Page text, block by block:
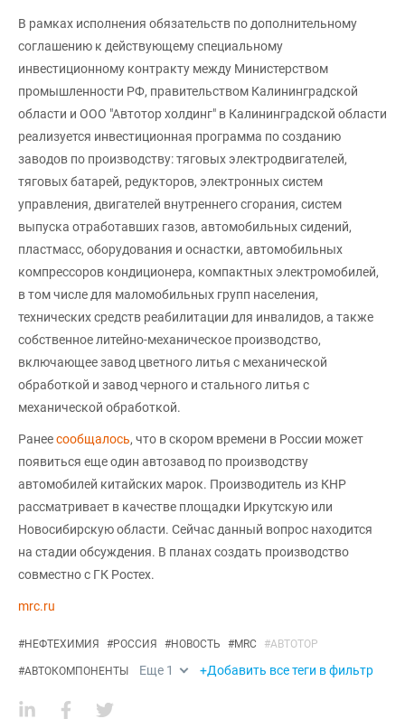
В рамках исполнения обязательств по дополнительному
соглашению к действующему специальному
инвестиционному контракту между Министерством
промышленности РФ, правительством Калининградской
области и ООО "Автотор холдинг" в Калининградской области
реализуется инвестиционная программа по созданию
заводов по производству: тяговых электродвигателей,
тяговых батарей, редукторов, электронных систем
управления, двигателей внутреннего сгорания, систем
выпуска отработавших газов, автомобильных сидений,
пластмасс, оборудования и оснастки, автомобильных
компрессоров кондиционера, компактных электромобилей,
в том числе для маломобильных групп населения,
технических средств реабилитации для инвалидов, а также
собственное литейно-механическое производство,
включающее завод цветного литья с механической
обработкой и завод черного и стального литья с
механической обработкой.
Ранеесообщалось, что в скором времени в России может
появиться еще один автозавод по производству
автомобилей китайских марок. Производитель из КНР
рассматривает в качестве площадки Иркутскую или
Новосибирскую области. Сейчас данный вопрос находится
на стадии обсуждения. В планах создать производство
совместно с ГК Ростех.
mrc.ru
#НЕФТЕХИМИЯ #РОССИЯ #НОВОСТЬ #MRC #АВТОТОР
#АВТОКОМПОНЕНТЫ Еще 1 +Добавить все теги в фильтр